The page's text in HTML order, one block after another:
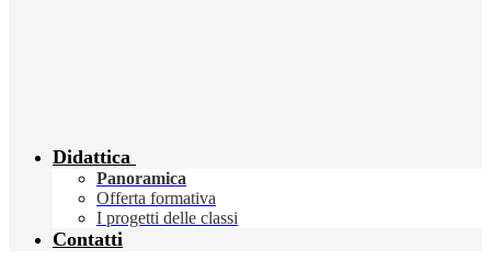
Didattica
Panoramica
Offerta formativa
I progetti delle classi
Contatti